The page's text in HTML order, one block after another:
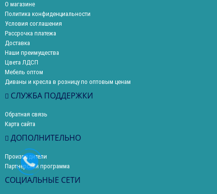
О магазине
Политика конфиденциальности
Условия соглашения
Рассрочка платежа
Доставка
Наши преимущества
Цвета ЛДСП
Мебель оптом
Диваны и кресла в розницу по оптовым ценам
СЛУЖБА ПОДДЕРЖКИ
Обратная связь
Карта сайта
ДОПОЛНИТЕЛЬНО
Производители
Партнерская программа
СОЦИАЛЬНЫЕ СЕТИ